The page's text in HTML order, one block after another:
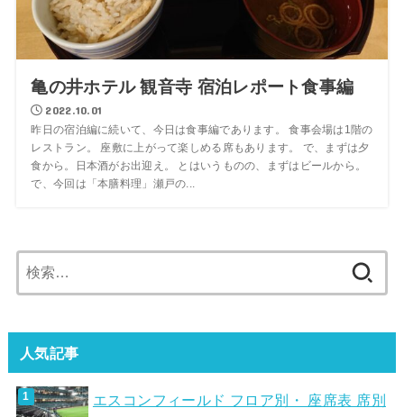
亀の井ホテル 観音寺 宿泊レポート食事編
2022.10.01
昨日の宿泊編に続いて、今日は食事編であります。 食事会場は1階の
レストラン。 座敷に上がって楽しめる席もあります。 で、まずは夕
食から。日本酒がお出迎え。 とはいうものの、まずはビールから。
で、今回は「本膳料理」瀬戸の...
索:
人気記事
エスコンフィールド フロア別・ 座席表 席別